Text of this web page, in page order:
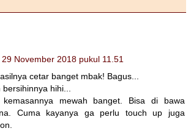
29 November 2018 pukul 11.51
cetar banget mbak! Bagus...
hihi...
mewah banget. Bisa di bawa
Cuma kayanya ga perlu touch up juga